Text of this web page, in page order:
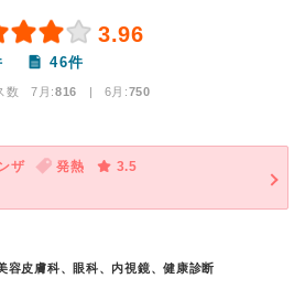
3.96
46件
数 7月:816 | 6月:750
ザ 発熱
3.5
容皮膚科、眼科、内視鏡、健康診断